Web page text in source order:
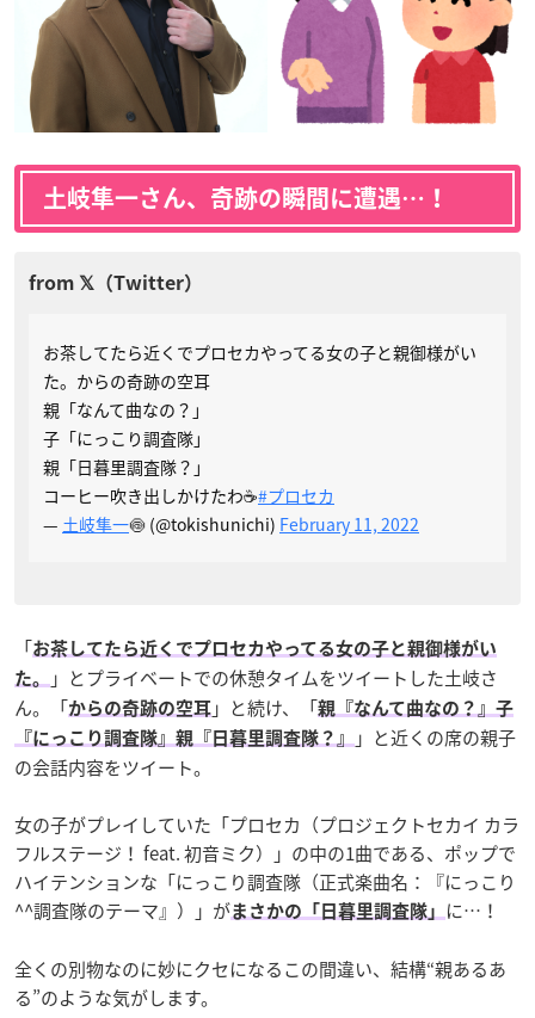
土岐隼一さん、奇跡の瞬間に遭遇…！
お茶してたら近くでプロセカやってる女の子と親御様がい
た。からの奇跡の空耳
親「なんて曲なの？」
子「にっこり調査隊」
親「日暮里調査隊？」
コーヒー吹き出しかけたわ☕️#プロセカ
— 土岐隼一🍥 (@tokishunichi) February 11, 2022
「お茶してたら近くでプロセカやってる女の子と親御様がい
た。
」とプライベートでの休憩タイムをツイートした土岐さ
ん。「からの奇跡の空耳 」と続け、「親『なんて曲なの？』子
『にっこり調査隊』親『日暮里調査隊？』
」と近くの席の親子
の会話内容をツイート。
女の子がプレイしていた「プロセカ（プロジェクトセカイ カラ
フルステージ！ feat. 初音ミク）」の中の1曲である、ポップで
ハイテンションな「にっこり調査隊（正式楽曲名：『にっこり
^^調査隊のテーマ』）」がまさかの「日暮里調査隊」 に…！
全くの別物なのに妙にクセになるこの間違い、結構“親あるあ
る”のような気がします。